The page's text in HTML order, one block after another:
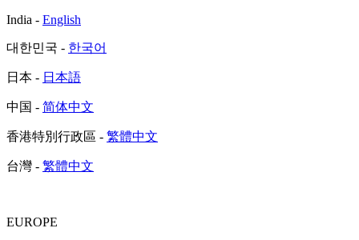
India - English
대한민국 - 한국어
日本 - 日本語
中国 - 简体中文
香港特別行政區 - 繁體中文
台灣 - 繁體中文
EUROPE